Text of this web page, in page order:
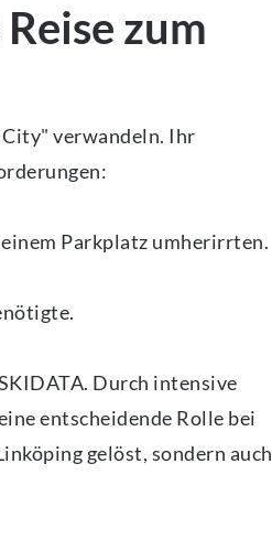
zum
verwandeln. Ihr
Parkplatz umherirrten.
Durch intensive
entscheidende Rolle bei
gelöst, sondern auch